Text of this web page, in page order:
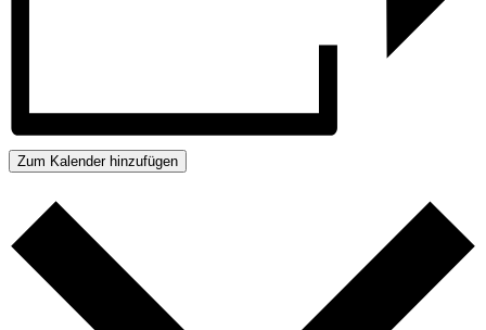
Zum Kalender hinzufügen